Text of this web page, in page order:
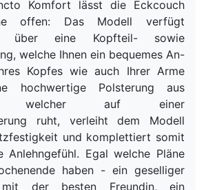
Komfort lässt die Eckcouch
offen: Das Modell verfügt
über eine Kopfteil- sowie
welche Ihnen ein bequemes An-
Kopfes wie auch Ihrer Arme
hochwertige Polsterung aus
welcher auf einer
ruht, verleiht dem Modell
und komplettiert somit
Anlehngefühl. Egal welche Pläne
haben - ein geselliger
mit der besten Freundin, ein